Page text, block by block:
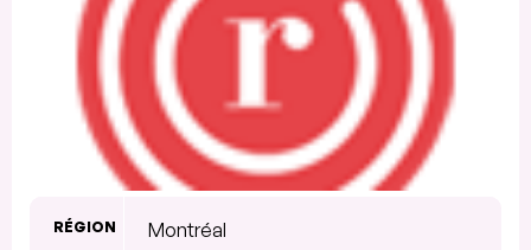
RÉGION Montréal